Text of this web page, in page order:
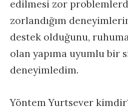
edilmesi zor
zorlandığım
destek olduğunu,
olan yapıma uyumlu bir
deneyimledim.
Yöntem Yurtsever